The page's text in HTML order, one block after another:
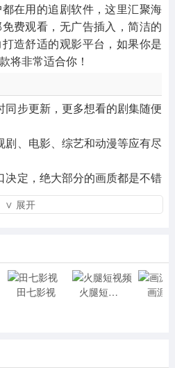
在用的追剧软件，这里汇聚海
费观看，无广告插入，简洁的
造舒适的观影平台，如果你是
将非常适合你！
同步更新，更多想看的剧集随便
、电影、综艺和动漫等应有尽
决定，绝大部分的画质都是不错
几乎没有卡顿，而且全程没有广
剧平台，提供了各种类型的影
电影、综艺等多种类型的影视节
∨ 展开
田七影视 火腿短视频 画涯